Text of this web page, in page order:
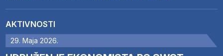
AKTIVNOSTI
29. Maja 2026.